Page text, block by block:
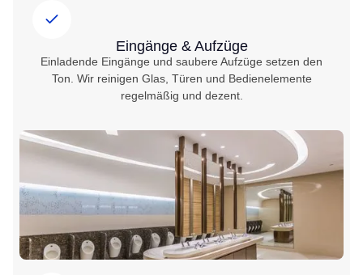
Eingänge & Aufzüge
Einladende Eingänge und saubere Aufzüge setzen den
Ton. Wir reinigen Glas, Türen und Bedienelemente
regelmäßig und dezent.